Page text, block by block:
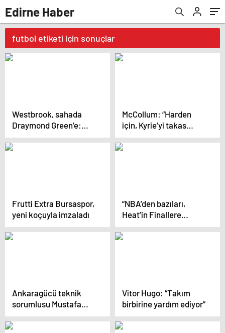
Edirne Haber
futbol etiketi için sonuçlar
Westbrook, sahada
Draymond Green’e:
“Daha şut
atamıyorsun!”
McCollum: “Harden
için, Kyrie’yi takas
ederdim…”
Frutti Extra Bursaspor,
yeni koçuyla imzaladı
“NBA’den bazıları,
Heat’in Finallere
çıkışını ‘şans eseri’
olarak görüyor” iddiası
Ankaragücü teknik
sorumlusu Mustafa
Dalcı: “Tek eksik
goldü”
Vitor Hugo: “Takım
birbirine yardım ediyor”